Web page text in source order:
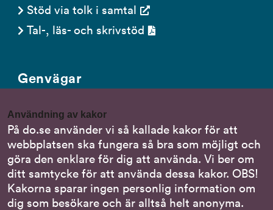
Användning av kakor
På do.se använder vi så kallade kakor för att
webbplatsen ska fungera så bra som möjligt och
göra den enklare för dig att använda. Vi ber om
ditt samtycke för att använda dessa kakor. OBS!
Kakorna sparar ingen personlig information om
dig som besökare och är alltså helt anonyma.
Stöd via tolk i samtal
Tal-, läs- och skrivstöd
Genvägar
Nationella minoritetsspråk
Om DO:s webbplats
Behandling av personuppgifter